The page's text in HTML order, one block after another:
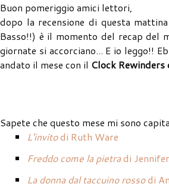
Buon pomeriggio amici lettori,
dopo la recensione di questa
Basso!!) è il momento del recap del
giornate si accorciano... E io leggo!!
andato il mese con il Clock
Sapete che questo mese mi sono
L'invitodi Ruth Ware
Freddo come la pietradi
La donna dal taccuino rossodi